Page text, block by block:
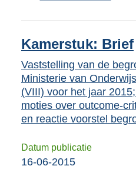
Kamerstuk: Brief
Vaststelling van de
Ministerie van
(VIII) voor het jaar
moties over outcome-
en reactie voorstel
Datum publicatie
16-06-2015